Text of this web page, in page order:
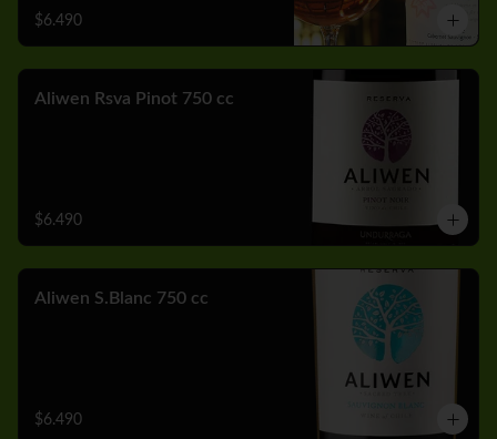
$6.490
Aliwen Rsva Pinot 750 cc
$6.490
Aliwen S.Blanc 750 cc
$6.490